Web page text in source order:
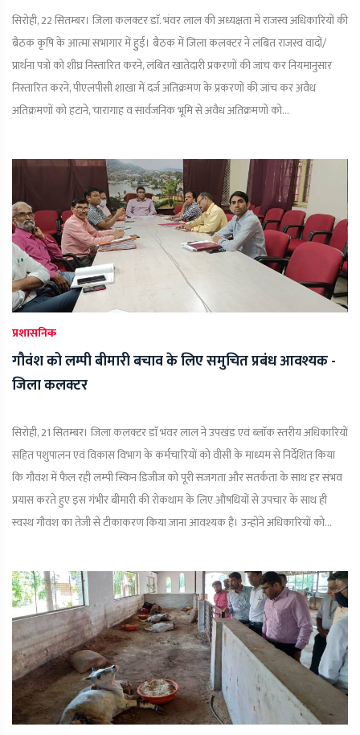
सिरोही, 22 सितम्बर। जिला कलक्टर डाॅ. भंवर लाल की अध्यक्षता में राजस्व अधिकारियों की
बैठक कृषि के आत्मा सभागार में हुुई। बैठक में जिला कलक्टर ने लंबित राजस्व वादों/
प्रार्थना पत्रों को शीघ्र निस्तारित करने, लंबित खातेदारी प्रकरणों की जांच कर नियमानुसार
निस्तारित करने, पीएलपीसी शाखा में दर्ज अतिक्रमण के प्रकरणों की जांच कर अवैध
अतिक्रमणों को हटाने, चारागाह व सार्वजनिक भूमि से अवैध अतिक्रमणों को...
प्रशासनिक
गौवंश को लम्पी बीमारी बचाव के लिए समुचित प्रबंध आवश्यक -
जिला कलक्टर
सिरोही, 21 सितम्बर। जिला कलक्टर डाॅ भंवर लाल ने उपखंड एवं ब्लाॅक स्तरीय अधिकारियों
सहित पशुपालन एवं विकास विभाग के कर्मचारियों को वीसी के माध्यम से निर्देशित किया
कि गौवंश में फैल रही लम्पी स्किन डिजीज को पूरी सजगता और सतर्कता के साथ हर संभव
प्रयास करते हुए इस गंभीर बीमारी की रोकथाम के लिए औषधियों से उपचार के साथ ही
स्वस्थ गौवंश का तेजी से टीकाकरण किया जाना आवश्यक है। उन्होंने अधिकारियों को...